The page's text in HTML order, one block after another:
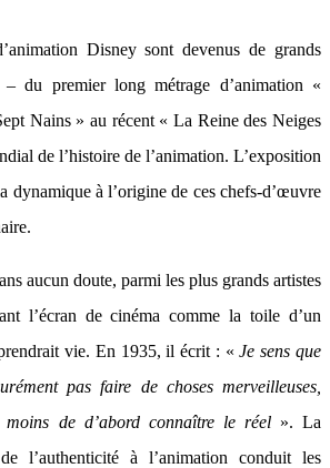
Disney sont devenus de grands
– du premier long métrage d’animation «
Nains » au récent « La Reine des Neiges
de l’histoire de l’animation. L’exposition
dynamique à l’origine de ces chefs-d’œuvre
aucun doute, parmi les plus grands artistes
l’écran de cinéma comme la toile d’un
vie. En 1935, il écrit : «Je sens que
pas faire de choses merveilleuses,
de d’abord connaître le réel». La
l’authenticité à l’animation conduit les